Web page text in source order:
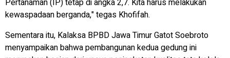
kewaspadaan berganda," tegas Khofifah.
Sementara itu, Kalaksa BPBD Jawa Timur Gatot Soebroto
menyampaikan bahwa pembangunan kedua gedung ini